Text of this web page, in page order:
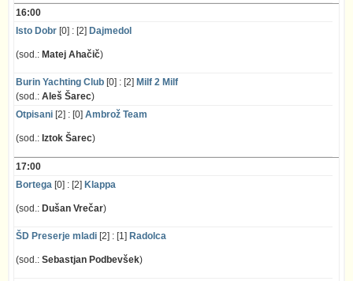
16:00
Isto Dobr [0] : [2] Dajmedol
(sod.: Matej Ahačič)
Burin Yachting Club [0] : [2] Milf 2 Milf
(sod.: Aleš Šarec)
Otpisani [2] : [0] Ambrož Team
(sod.: Iztok Šarec)
17:00
Bortega [0] : [2] Klappa
(sod.: Dušan Vrečar)
ŠD Preserje mladi [2] : [1] Radolca
(sod.: Sebastjan Podbevšek)